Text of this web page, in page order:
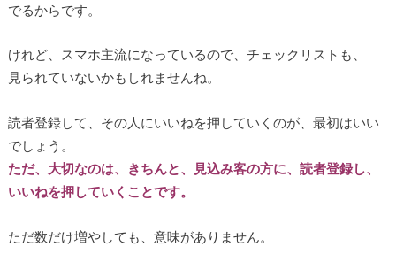
でるからです。
けれど、スマホ主流になっているので、チェックリストも、
見られていないかもしれませんね。
読者登録して、その人にいいねを押していくのが、最初はいい
でしょう。
ただ、大切なのは、きちんと、見込み客の方に、読者登録し、
いいねを押していくことです。
ただ数だけ増やしても、意味がありません。